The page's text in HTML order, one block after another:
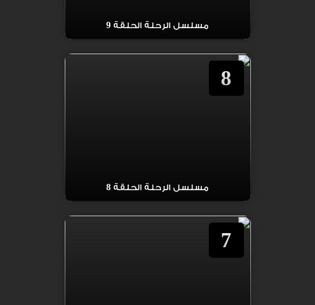
مسلسل الرحلة الحلقة 9
8
مسلسل الرحلة الحلقة 8
7